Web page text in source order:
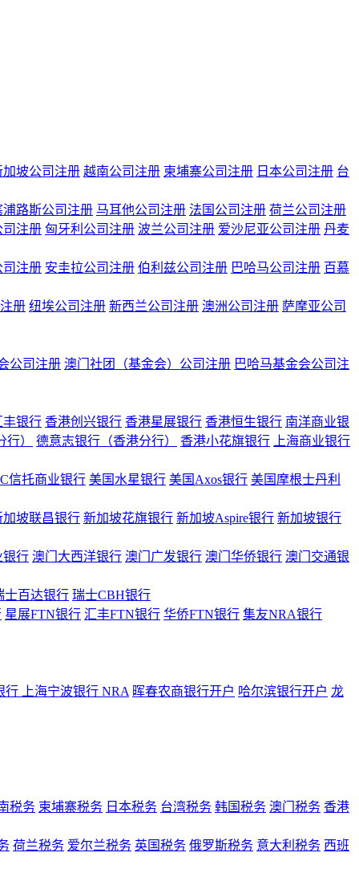
加坡公司注册 越南公司注册 柬埔寨公司注册 日本公司注册 台
浦路斯公司注册 马耳他公司注册 法国公司注册 荷兰公司注册
司注册 匈牙利公司注册 波兰公司注册 爱沙尼亚公司注册 丹麦
司注册 安圭拉公司注册 伯利兹公司注册 巴哈马公司注册 百慕
册 纽埃公司注册 新西兰公司注册 澳洲公司注册 萨摩亚公司
公司注册 澳门社团（基金会）公司注册 巴哈马基金会公司注
丰银行 香港创兴银行 香港星展银行 香港恒生银行 南洋商业银
）
德意志银行（香港分行） 香港小花旗银行 上海商业银行
信托商业银行 美国水星银行 美国Axos银行 美国摩根士丹利
加坡联昌银行 新加坡花旗银行 新加坡Aspire银行 新加坡银行
银行 澳门大西洋银行 澳门广发银行 澳门华侨银行 澳门交通银
士百达银行 瑞士CBH银行
星展FTN银行 汇丰FTN银行 华侨FTN银行 集友NRA银行
行 上海宁波银行 NRA 晖春农商银行开户 哈尔滨银行开户 龙
税务 柬埔寨税务 日本税务 台湾税务 韩国税务 澳门税务 香港
荷兰税务 爱尔兰税务 英国税务 俄罗斯税务 意大利税务 西班